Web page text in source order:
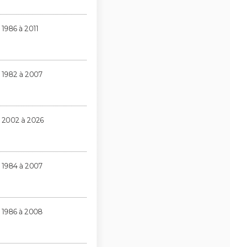
1986 à 2011
1982 à 2007
2002 à 2026
1984 à 2007
1986 à 2008